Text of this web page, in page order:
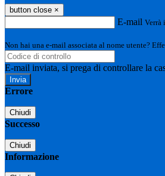
button close ×
E-mail Verrà
Non hai una e-mail associata al nome utente?
E-mail inviata, si prega di controllare la
Errore
Chiudi
Successo
Chiudi
Informazione